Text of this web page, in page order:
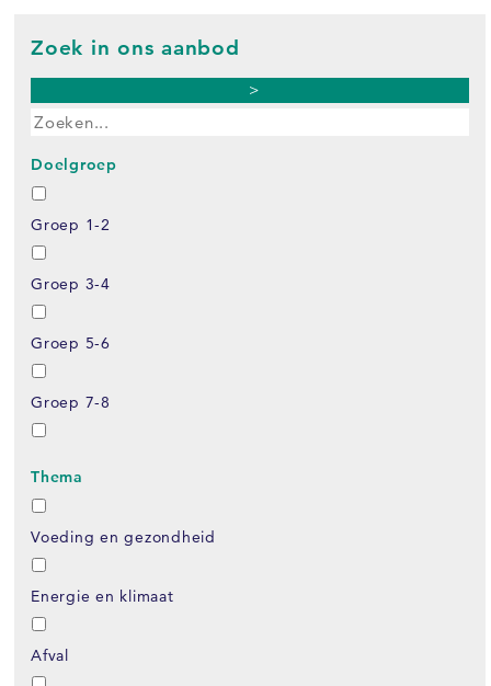
Zoek in ons aanbod
>
Doelgroep
Groep 1-2
Groep 3-4
Groep 5-6
Groep 7-8
Thema
Voeding en gezondheid
Energie en klimaat
Afval